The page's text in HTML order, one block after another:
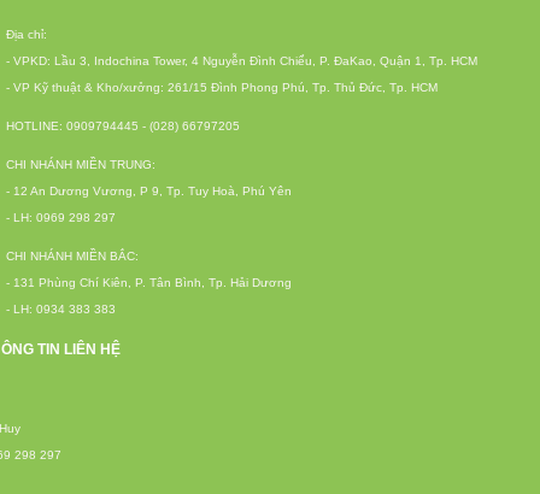
Địa chỉ:
- VPKD: Lầu 3, Indochina Tower, 4 Nguyễn Đình Chiểu, P. ĐaKao, Quận 1, Tp. HCM
- VP Kỹ thuật & Kho/xưởng: 261/15 Đình Phong Phú, Tp. Thủ Đức, Tp. HCM
HOTLINE: 0909794445 - (028) 66797205
CHI NHÁNH MIỀN TRUNG:
- 12 An Dương Vương, P 9, Tp. Tuy Hoà, Phú Yên
- LH: 0969 298 297
CHI NHÁNH MIỀN BẮC:
- 131 Phùng Chí Kiên, P. Tân Bình, Tp. Hải Dương
- LH: 0934 383 383
TIN LIÊN HỆ
298 297